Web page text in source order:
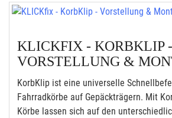
KLICKFIX - KORBKLIP -
VORSTELLUNG &
KorbKlip ist eine universelle
Fahrradkörbe auf Gepäckträgern. Mit
Körbe lassen sich auf den